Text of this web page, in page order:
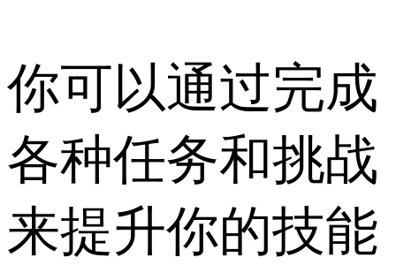
你可以通过完成
各种任务和挑战
来提升你的技能